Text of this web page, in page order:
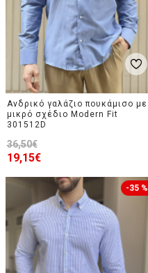
Ανδρικό γαλάζιο πουκάμισο με
μικρό σχέδιο Modern Fit
301512D
19,15€
36,50€
-35 %